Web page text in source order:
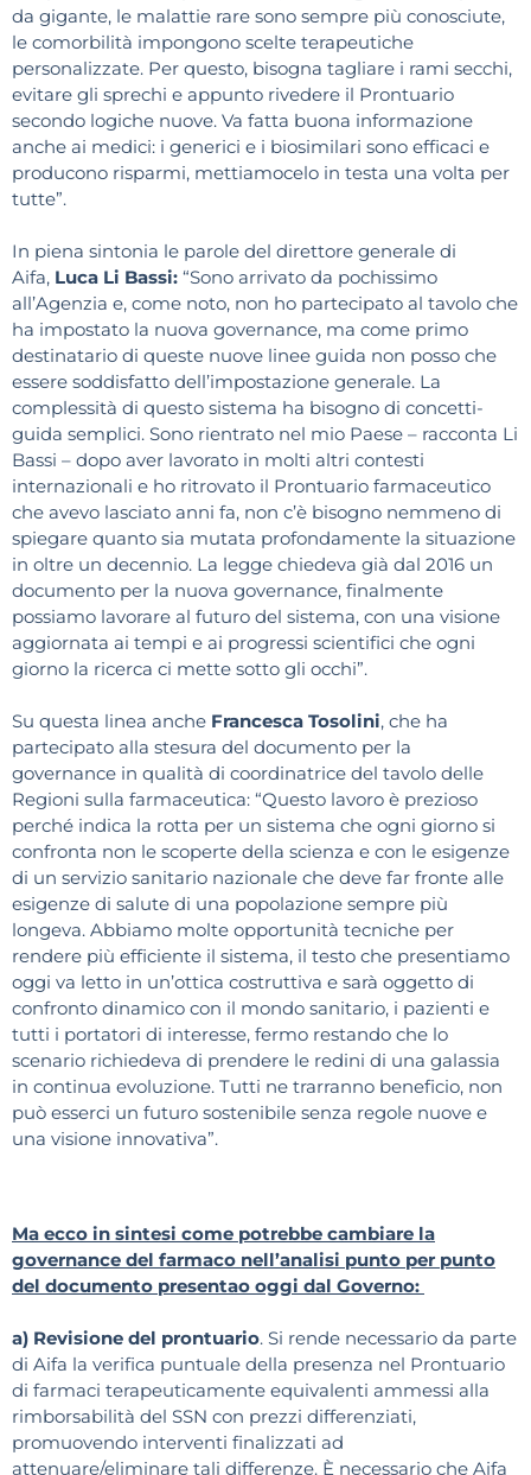
da gigante, le malattie rare sono sempre più conosciute,
le comorbilità impongono scelte terapeutiche
personalizzate. Per questo, bisogna tagliare i rami secchi,
evitare gli sprechi e appunto rivedere il Prontuario
secondo logiche nuove. Va fatta buona informazione
anche ai medici: i generici e i biosimilari sono efficaci e
producono risparmi, mettiamocelo in testa una volta per
tutte”.
In piena sintonia le parole del direttore generale di
Aifa, Luca Li Bassi: “Sono arrivato da pochissimo
all’Agenzia e, come noto, non ho partecipato al tavolo che
ha impostato la nuova governance, ma come primo
destinatario di queste nuove linee guida non posso che
essere soddisfatto dell’impostazione generale. La
complessità di questo sistema ha bisogno di concetti-
guida semplici. Sono rientrato nel mio Paese – racconta Li
Bassi – dopo aver lavorato in molti altri contesti
internazionali e ho ritrovato il Prontuario farmaceutico
che avevo lasciato anni fa, non c’è bisogno nemmeno di
spiegare quanto sia mutata profondamente la situazione
in oltre un decennio. La legge chiedeva già dal 2016 un
documento per la nuova governance, finalmente
possiamo lavorare al futuro del sistema, con una visione
aggiornata ai tempi e ai progressi scientifici che ogni
giorno la ricerca ci mette sotto gli occhi”.
Su questa linea anche Francesca Tosolini, che ha
partecipato alla stesura del documento per la
governance in qualità di coordinatrice del tavolo delle
Regioni sulla farmaceutica: “Questo lavoro è prezioso
perché indica la rotta per un sistema che ogni giorno si
confronta non le scoperte della scienza e con le esigenze
di un servizio sanitario nazionale che deve far fronte alle
esigenze di salute di una popolazione sempre più
longeva. Abbiamo molte opportunità tecniche per
rendere più efficiente il sistema, il testo che presentiamo
oggi va letto in un’ottica costruttiva e sarà oggetto di
confronto dinamico con il mondo sanitario, i pazienti e
tutti i portatori di interesse, fermo restando che lo
scenario richiedeva di prendere le redini di una galassia
in continua evoluzione. Tutti ne trarranno beneficio, non
può esserci un futuro sostenibile senza regole nuove e
una visione innovativa”.
Ma ecco in sintesi come potrebbe cambiare la
governance del farmaco nell’analisi punto per punto
del documento presentao oggi dal Governo:
a) Revisione del prontuario. Si rende necessario da parte
di Aifa la verifica puntuale della presenza nel Prontuario
di farmaci terapeuticamente equivalenti ammessi alla
rimborsabilità del SSN con prezzi differenziati,
promuovendo interventi finalizzati ad
attenuare/eliminare tali differenze. È necessario che Aifa